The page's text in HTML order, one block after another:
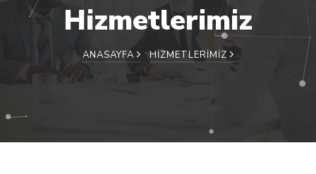
Hizmetlerimiz
ANASAYFA HIZMETLERIMIZ